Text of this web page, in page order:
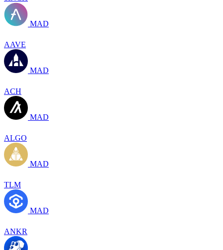
MAD
AAVE
MAD
ACH
MAD
ALGO
MAD
TLM
MAD
ANKR